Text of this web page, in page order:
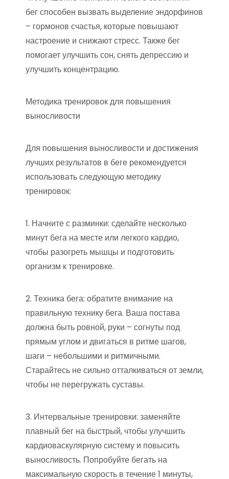
бег способен вызвать выделение эндорфинов
– гормонов счастья, которые повышают
настроение и снижают стресс. Также бег
помогает улучшить сон, снять депрессию и
улучшить концентрацию.
Методика тренировок для повышения
выносливости
Для повышения выносливости и достижения
лучших результатов в беге рекомендуется
использовать следующую методику
тренировок:
1. Начните с разминки: сделайте несколько
минут бега на месте или легкого кардио,
чтобы разогреть мышцы и подготовить
организм к тренировке.
2. Техника бега: обратите внимание на
правильную технику бега. Ваша постава
должна быть ровной, руки – согнуты под
прямым углом и двигаться в ритме шагов,
шаги – небольшими и ритмичными.
Старайтесь не сильно отталкиваться от земли,
чтобы не перегружать суставы.
3. Интервальные тренировки: заменяйте
плавный бег на быстрый, чтобы улучшить
кардиоваскулярную систему и повысить
выносливость. Попробуйте бегать на
максимальную скорость в течение 1 минуты,